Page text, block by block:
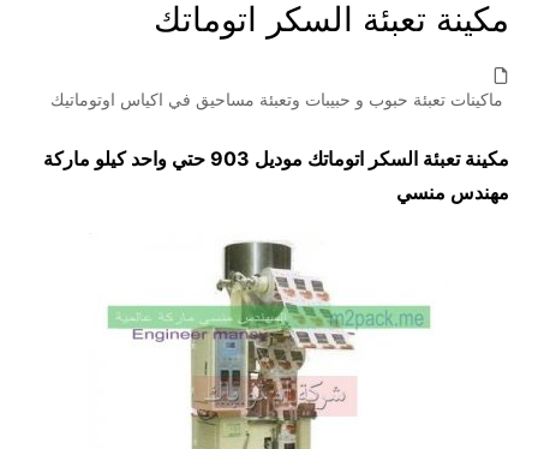
مكينة تعبئة السكر اتوماتك
ماكينات تعبئة حبوب و حبيبات وتعبئة مساحيق في اكياس اوتوماتيك
مكينة تعبئة السكر اتوماتك موديل 903 حتي واحد كيلو ماركة
مهندس منسي